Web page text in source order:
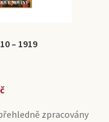
– 1919
zpracovány